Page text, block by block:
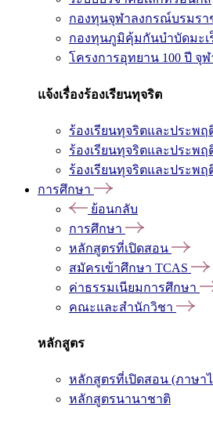
กองทุนจุฬาลงกรณ์บรมร
กองทุนภูมิคุ้มกันบำบัดมะเ
โครงการอุทยาน 100 ปี จุ
แจ้งเรื่องร้องเรียนทุจริต
ร้องเรียนทุจริตและประพ
ร้องเรียนทุจริตและประพ
ร้องเรียนทุจริตและประพ
การศึกษา
ย้อนกลับ
การศึกษา
หลักสูตรที่เปิดสอน
สมัครเข้าศึกษา TCAS
ค่าธรรมเนียมการศึกษา
คณะและสำนักวิชา
หลักสูตร
หลักสูตรที่เปิดสอน (ภาษา
หลักสูตรนานาชาติ